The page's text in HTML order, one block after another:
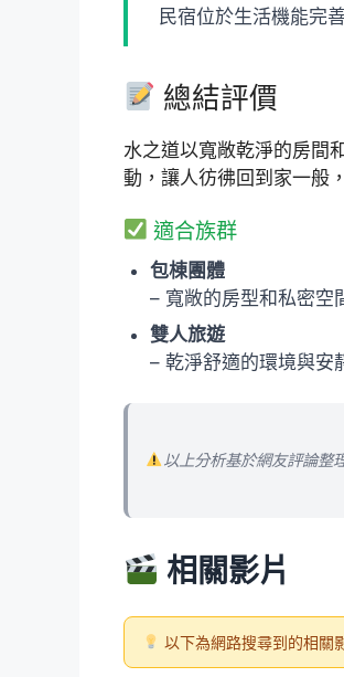
民宿位於生活機能完
總結評價
水之道以寬敞乾淨的房間
動，讓人彷彿回到家一般
適合族群
包棟團體
– 寬敞的房型和私密空
雙人旅遊
– 乾淨舒適的環境與安
以上分析基於網友評論整
相關影片
以下為網路搜尋到的相關